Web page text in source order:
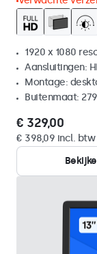
1920 x 1080
Aansluitingen:
Montage:
Buitenmaat:
€ 329,00
€ 398,09 incl. btw